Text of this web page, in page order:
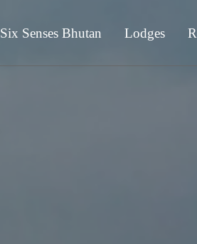
Six Senses Bhutan Lodges